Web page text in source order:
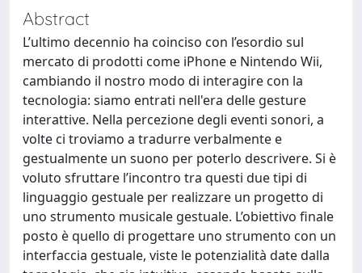
Abstract
L’ultimo decennio ha coinciso con l’esordio sul
mercato di prodotti come iPhone e Nintendo Wii,
cambiando il nostro modo di interagire con la
tecnologia: siamo entrati nell'era delle gesture
interattive. Nella percezione degli eventi sonori, a
volte ci troviamo a tradurre verbalmente e
gestualmente un suono per poterlo descrivere. Si è
voluto sfruttare l’incontro tra questi due tipi di
linguaggio gestuale per realizzare un progetto di
uno strumento musicale gestuale. L’obiettivo finale
posto è quello di progettare uno strumento con un
interfaccia gestuale, viste le potenzialità date dalla